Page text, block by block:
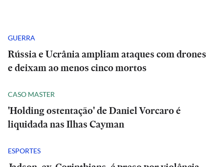
GUERRA
Rússia e Ucrânia ampliam ataques com drones
e deixam ao menos cinco mortos
CASO MASTER
'Holding ostentação' de Daniel Vorcaro é
liquidada nas Ilhas Cayman
ESPORTES